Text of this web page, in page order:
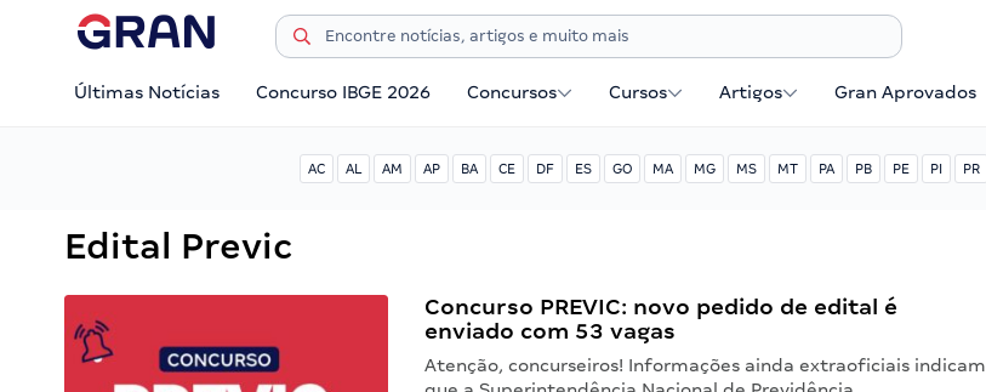
Últimas Notícias Concurso IBGE 2026 Concursos Cursos Artigos Gran Aprovados
AC AL AM AP BA CE DF ES GO MA MG MS MT PA PB PE PI PR
Edital Previc
Concurso PREVIC: novo pedido de edital é
enviado com 53 vagas
Atenção, concurseiros! Informações ainda extraoficiais indicam